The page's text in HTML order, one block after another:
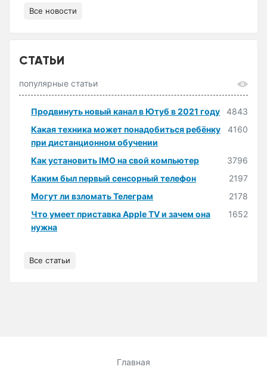
Все новости
СТАТЬИ
популярные статьи
Продвинуть новый канал в Ютуб в 2021 году
4843
Какая техника может понадобиться ребёнку
при дистанционном обучении
4160
Как установить IMO на свой компьютер
3796
Каким был первый сенсорный телефон
2197
Могут ли взломать Телеграм
2178
Что умеет приставка Apple TV и зачем она
нужна
1652
Все статьи
Главная